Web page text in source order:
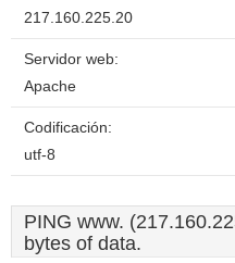
217.160.225.20
Servidor web:
Apache
Codificación:
utf-8
PING www.
bytes of data.